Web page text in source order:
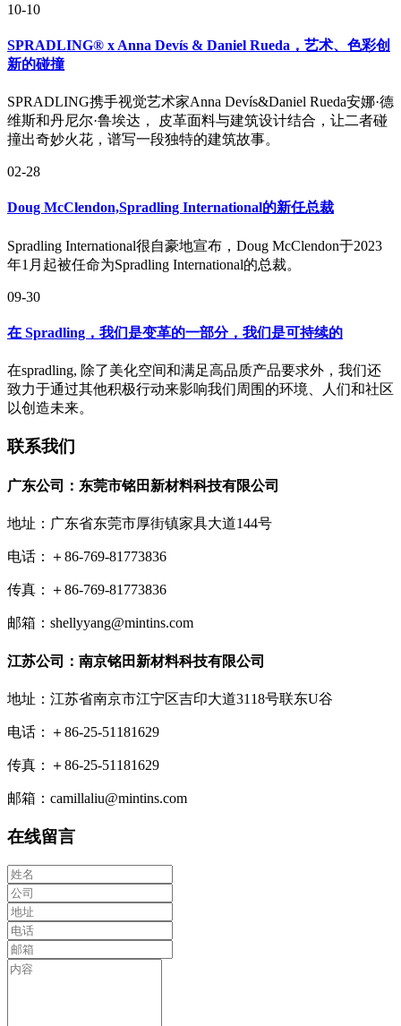
10-10
SPRADLING® x Anna Devís & Daniel Rueda，艺术、色彩创
新的碰撞
SPRADLING携手视觉艺术家Anna Devís&Daniel Rueda安娜·德
维斯和丹尼尔·鲁埃达， 皮革面料与建筑设计结合，让二者碰
撞出奇妙火花，谱写一段独特的建筑故事。
02-28
Doug McClendon,Spradling International的新任总裁
Spradling International很自豪地宣布，Doug McClendon于2023
年1月起被任命为Spradling International的总裁。
09-30
在 Spradling，我们是变革的一部分，我们是可持续的
在spradling, 除了美化空间和满足高品质产品要求外，我们还
致力于通过其他积极行动来影响我们周围的环境、人们和社区
以创造未来。
联系我们
广东公司：东莞市铭田新材料科技有限公司
地址：广东省东莞市厚街镇家具大道144号
电话：＋86-769-81773836
传真：＋86-769-81773836
邮箱：shellyyang@mintins.com
江苏公司：南京铭田新材料科技有限公司
地址：江苏省南京市江宁区吉印大道3118号联东U谷
电话：＋86-25-51181629
传真：＋86-25-51181629
邮箱：camillaliu@mintins.com
在线留言